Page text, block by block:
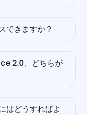
できますか？
景を変更する」「ス
るだけで、私たちの
2.0、どちらが
Seedance 2.0は生
はどうすればよ